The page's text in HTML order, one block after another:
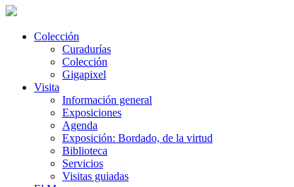
Colección
Curadurías
Colección
Gigapixel
Visita
Información general
Exposiciones
Agenda
Exposición: Bordado, de la virtud
Biblioteca
Servicios
Visitas guiadas